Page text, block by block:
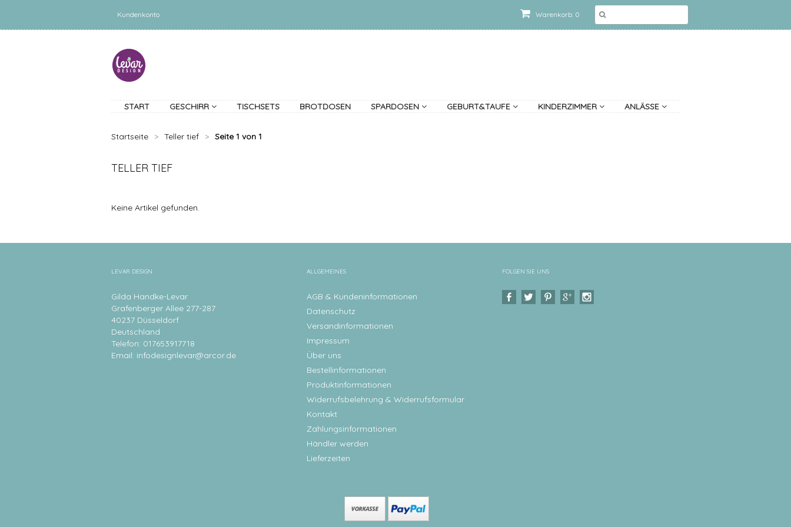
Warenkorb: 0
Kundenkonto
START GESCHIRR TISCHSETS BROTDOSEN SPARDOSEN GEBURT&TAUFE KINDERZIMMER ANLÄSSE
Startseite > Teller tief > Seite 1 von 1
TELLER TIEF
Keine Artikel gefunden.
LEVAR DESIGN
Gilda Handke-Levar
Grafenberger Allee 277-287
40237 Düsseldorf
Deutschland
Telefon: 017653917718
Email: infodesignlevar@arcor.de
ALLGEMEINES
AGB & Kundeninformationen
Datenschutz
Versandinformationen
Impressum
Über uns
Bestellinformationen
Produktinformationen
Widerrufsbelehrung & Widerrufsformular
Kontakt
Zahlungsinformationen
Händler werden
Lieferzeiten
FOLGEN SIE UNS